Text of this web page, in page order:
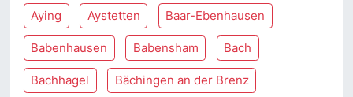
Aying Aystetten Baar-Ebenhausen
Babenhausen Babensham Bach
Bachhagel Bächingen an der Brenz